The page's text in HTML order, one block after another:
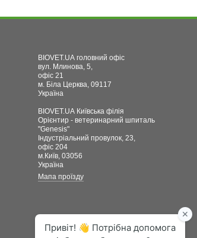
BIOVET.UA головний офіс
вул. Млинова, 5,
офіс 21
м. Біла Церква, 09117
Україна
BIOVET.UA Київська філія
Орієнтир - ветеринарний шпиталь
"Genesis"
Індустріальний провулок, 23,
офіс 204
м.Київ, 03056
Україна
Мапа проїзду